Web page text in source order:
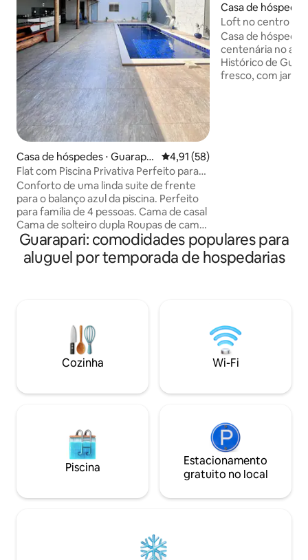
Casa de hóspedes ⋅ Guarapar
i
4,91 de uma avaliação média
4,91 (58)
Flat com Piscina Privativa Perfeito para
Família
Conforto de uma linda suite de frente
para o balanço azul da piscina. Perfeito
para família de 4 pessoas. Cama de casal
Cama de solteiro dupla Roupas de cama
e banho incluso. ✅ Ar condicionado ✅
Frigobar ✅ Wi-Fi 300mb ✅ TV ✅ Piscina
🏊 ✅ Área Gourmet ✅ Panela de arroz
descansar e desfrutar no Flat. PROIBIDO
🚫 FUMAR NO FLAT!!!
Casa de
Loft no centro
Casa de hóspede
centenária no
Histórico de
fresco, com
Guarapari: comodidades populares para
aluguel por temporada de hospedarias
Cozinha Wi-Fi
Piscina
Estacionamento
gratuito no local